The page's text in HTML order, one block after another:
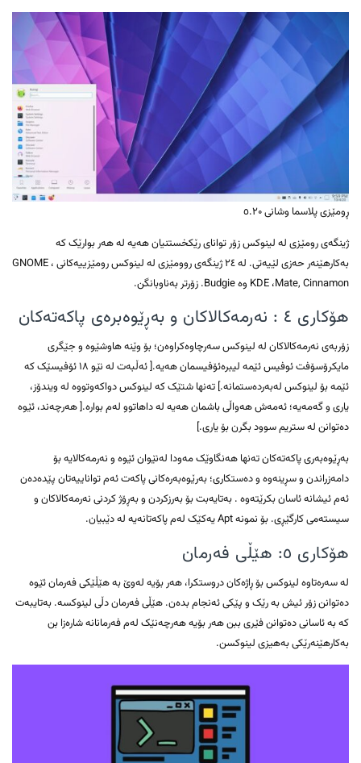
ڕومێزی پلاسما وشانی ٥.۲۰
ژینگەی رومێزی لە لینوکس زۆر توانای رێکخستنیان هەیە لە هەر بوارێک کە
بەکارهێنەر حەزی لێیەتی. لە ۲٤ ژینگەی روومێزی لە لینوکس رومێزییەکانی GNOME ،
KDE ،Mate, Cinnamon وە Budgie. زۆرتر بەناوبانگن.
هۆکاری ٤ : نەرمەکالاکان و بەڕێوەبرەی پاکەتەکان
زۆربەی نەرمەکالاکان لە لینوکس سەرچاوەکراوەن؛ بۆ وێنە هاوشێوە و جێگری
مایکرۆسۆفت ئوفیس ئێمە لیبرەئۆفیسمان هەیە.[ ئەڵبەت لە نێو ۱۸ ئۆفیسێک کە
ئێمە بۆ لینوکس لەبەردەستمانە.] تەنها شتێک کە لینوکس دواکەوتووە لە ویندۆز،
یاری و گەمەیە؛ ئەمەش هەواڵی باشمان هەیە لە داهاتوو لەم بوارە.[ هەرچەند، ئێوە
دەتوانن لە ستریم سوود بگرن بۆ یاری.]
بەڕێوەبەری پاکەتەکان تەنها هەنگاوێک مەودا لەنێوان ئێوە و نەرمەکالایە بۆ
دامەزراندن و سڕینەوە و دەستکاری؛ بەرێوەبەرەکانی پاکەت ئەم تواناییەتان پێدەدەن
ئەم ئیشانە ئاسان بکرێتەوە . بەتایەبت بۆ بەرزکردن و بەڕۆژ کردنی نەرمەکالاکان و
سیستەمی کارگێڕی. بۆ نمونە Apt یەکێک لەم پاکەتانەیە لە دێبیان.
هۆکاری ٥: هێڵی فەرمان
لە سەرەتاوە لینوکس بۆ ڕاژەکان دروستکرا، هەر بۆیە لەوێ بە هێڵێکی فەرمان ئێوە
دەتوانن زۆر ئیش بە رێک و پێکی ئەنجام بدەن. هێڵی فەرمان دڵی لینوکسە. بەتایبەت
کە بە ئاسانی دەتوانن فێری ببن هەر بۆیە هەرچەنێک لەم فەرمانانە شارەزا بن
بەکارهێنەرێکی بەهیزی لینوکسن.